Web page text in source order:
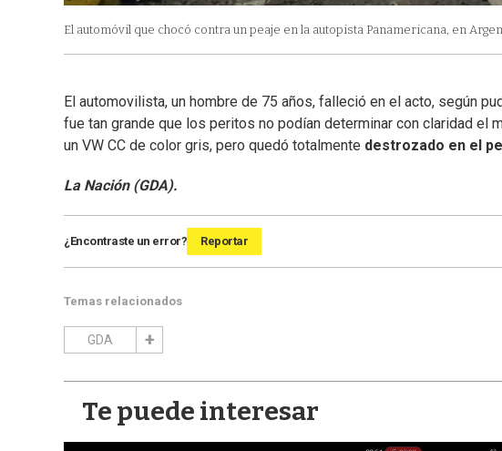
El automóvil que chocó contra un peaje en la autopista Panamericana, en
El automovilista, un hombre de 75 años, falleció en el acto, según
fue tan grande que los peritos no podían determinar con claridad el
un VW CC de color gris, pero quedó totalmente destrozado en el
La Nación (GDA).
¿Encontraste un error? Reportar
Temas relacionados
GDA
Te puede interesar